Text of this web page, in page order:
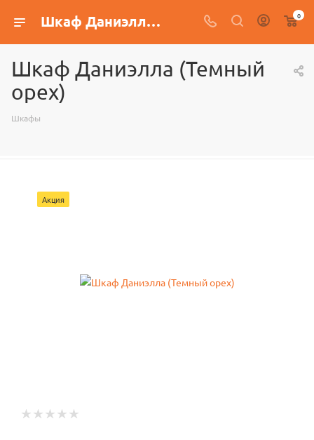
Шкаф Даниэлла (Темный орех) 0
Шкаф Даниэлла (Темный
орех)
Шкафы
Акция